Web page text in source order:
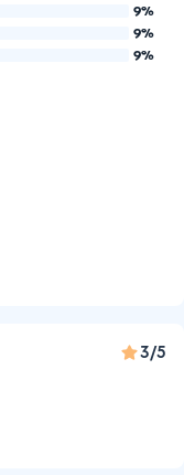
9%
9%
9%
3/5